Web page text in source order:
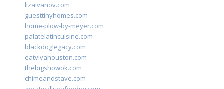
lizaivanov.com
guesttinyhomes.com
home-plow-by-meyer.com
palatelatincuisine.com
blackdoglegacy.com
eatvivahouston.com
thebigshowok.com
chimeandstave.com